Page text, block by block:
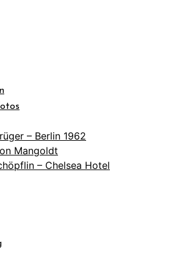
– Berlin 1962
Mangoldt
– Chelsea Hotel